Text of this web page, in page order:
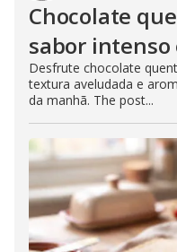
Chocolate
sabor intenso
Desfrute chocolate
textura aveludada e
da manhã. The post...